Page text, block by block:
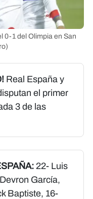
0-1 del Olimpia en San
Real España y
el primer
3 de las
22- Luis
García,
Baptiste, 16-